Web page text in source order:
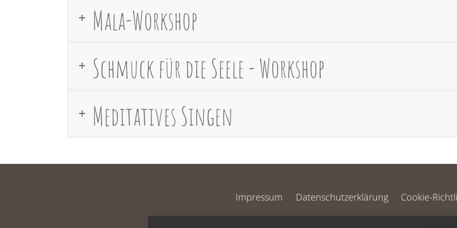
Mala-Workshop
Schmuck für die Seele - Workshop
Meditatives Singen
Impressum Datenschutzerklärung Cookie-